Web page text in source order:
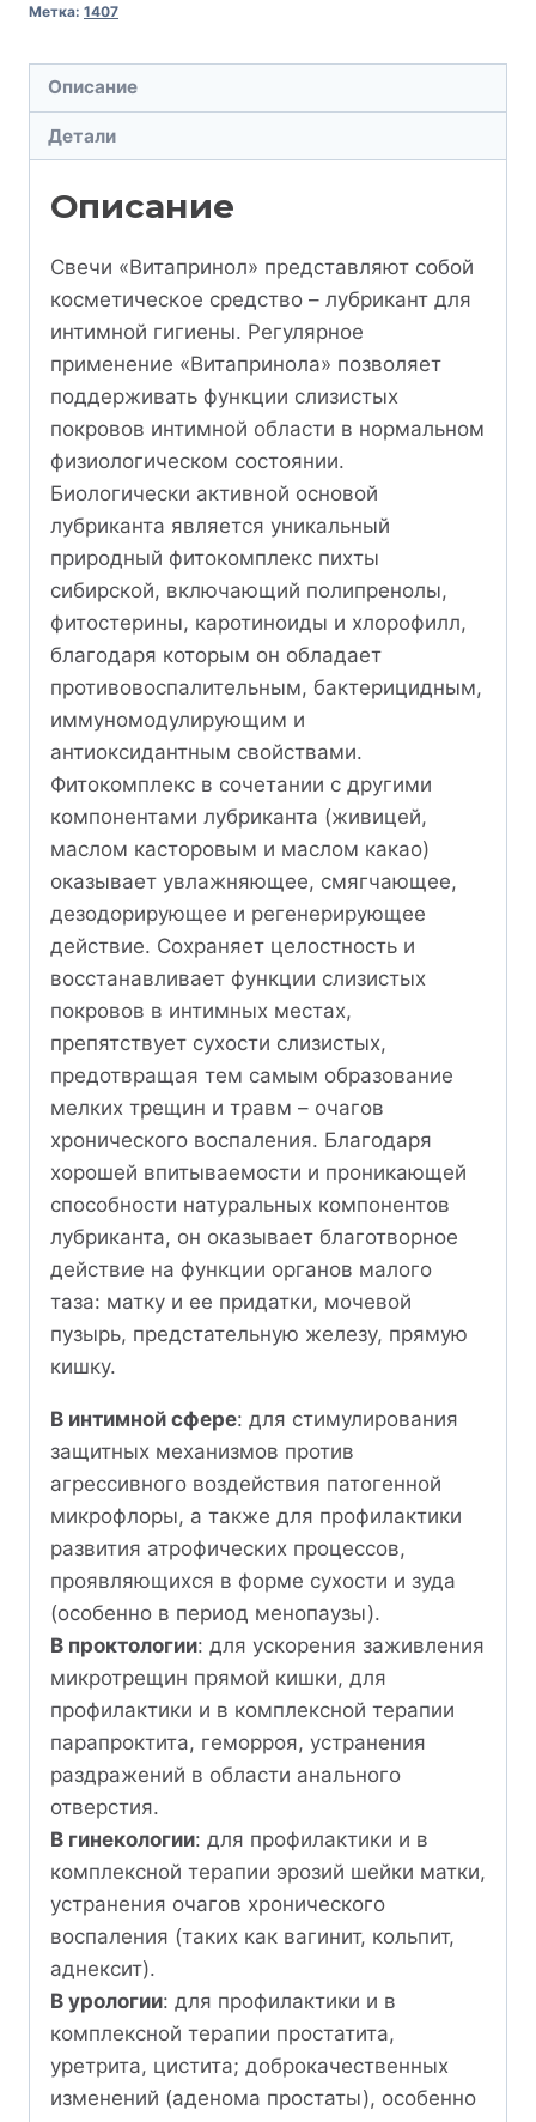
Метка: 1407
Описание
Детали
Описание
Свечи «Витапринол» представляют собой
косметическое средство – лубрикант для
интимной гигиены. Регулярное
применение «Витапринола» позволяет
поддерживать функции слизистых
покровов интимной области в нормальном
физиологическом состоянии.
Биологически активной основой
лубриканта является уникальный
природный фитокомплекс пихты
сибирской, включающий полипренолы,
фитостерины, каротиноиды и хлорофилл,
благодаря которым он обладает
противовоспалительным, бактерицидным,
иммуномодулирующим и
антиоксидантным свойствами.
Фитокомплекс в сочетании с другими
компонентами лубриканта (живицей,
маслом касторовым и маслом какао)
оказывает увлажняющее, смягчающее,
дезодорирующее и регенерирующее
действие. Сохраняет целостность и
восстанавливает функции слизистых
покровов в интимных местах,
препятствует сухости слизистых,
предотвращая тем самым образование
мелких трещин и травм – очагов
хронического воспаления. Благодаря
хорошей впитываемости и проникающей
способности натуральных компонентов
лубриканта, он оказывает благотворное
действие на функции органов малого
таза: матку и ее придатки, мочевой
пузырь, предстательную железу, прямую
кишку.
В интимной сфере: для стимулирования
защитных механизмов против
агрессивного воздействия патогенной
микрофлоры, а также для профилактики
развития атрофических процессов,
проявляющихся в форме сухости и зуда
(особенно в период менопаузы).
В проктологии: для ускорения заживления
микротрещин прямой кишки, для
профилактики и в комплексной терапии
парапроктита, геморроя, устранения
раздражений в области анального
отверстия.
В гинекологии: для профилактики и в
комплексной терапии эрозий шейки матки,
устранения очагов хронического
воспаления (таких как вагинит, кольпит,
аднексит).
В урологии: для профилактики и в
комплексной терапии простатита,
уретрита, цистита; доброкачественных
изменений (аденома простаты), особенно